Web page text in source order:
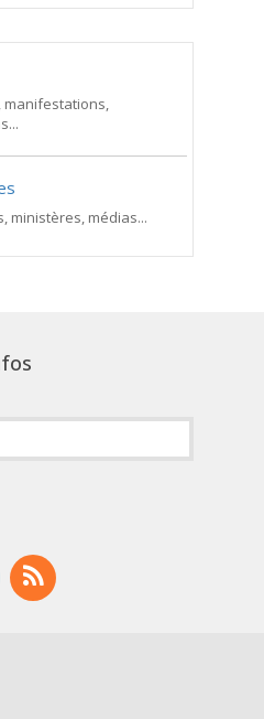
manifestations,
ministères, médias...